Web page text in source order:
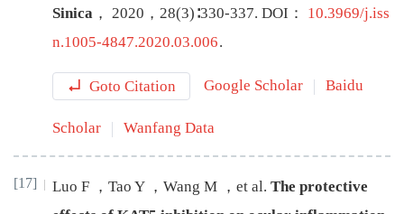
Sinica ， 2020 ， 28(3)∶330-337. DOI： 10.3969/j.iss
n.1005-4847.2020.03.006.
Goto Citation Google Scholar Baidu
Scholar Wanfang Data
[17] Luo F ， Tao Y ， Wang M ， et al. The protective